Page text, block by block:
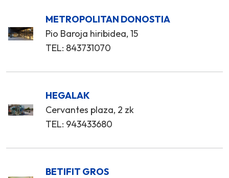
METROPOLITAN DONOSTIA
Pio Baroja hiribidea, 15
TEL: 843731070
HEGALAK
Cervantes plaza, 2 zk
TEL: 943433680
BETIFIT GROS